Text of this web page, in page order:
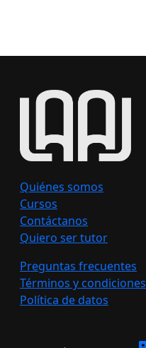
Quiénes somos
Cursos
Contáctanos
Quiero ser tutor
Preguntas frecuentes
Términos y condiciones
Política de datos